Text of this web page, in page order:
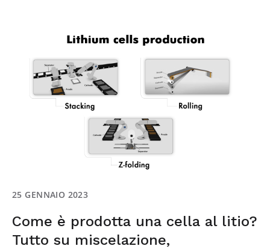
25 GENNAIO 2023
Come è prodotta una cella al litio?
Tutto su miscelazione,